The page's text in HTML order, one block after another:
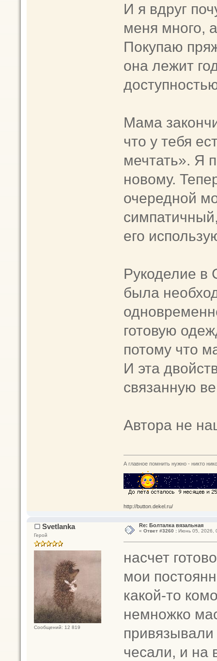
И я вдруг
меня много,
Покупаю
она лежит
Мама
что у тебя
мечтать». Я
новому.
очередной
его
Рукоделие
была
готовую
потому что
И эта
связанную
Автора не
А главное помнить нужно - никто
http://button.dekel.ru/
Svetlanka
Герой
Сообщений: 12 819
Re: Болталка вязальная
« Ответ #3260 :Июнь 05, 2026,
насчет
мои
какой-то
немножко
привязывали
чесали, и на